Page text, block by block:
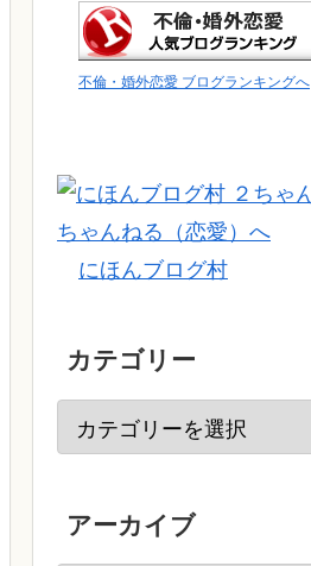
不倫・婚外恋愛 ブログランキングへ
にほんブログ村
カテゴリー
アーカイブ